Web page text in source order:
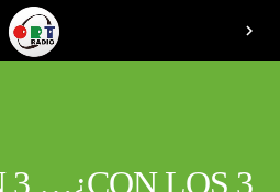
chevron_right
3 …¿CON LOS 3